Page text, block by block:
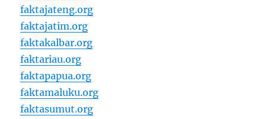
faktajateng.org
faktajatim.org
faktakalbar.org
faktariau.org
faktapapua.org
faktamaluku.org
faktasumut.org